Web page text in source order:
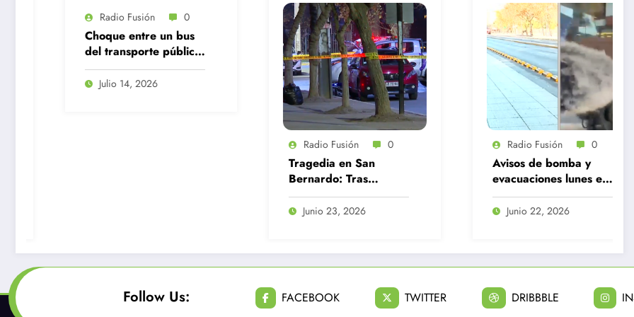
Radio Fusión 0
Avisos de bomba y
evacuaciones lunes en
el GAM y Centro de
Justicia
Junio 22, 2026
Radio Fusión 0
Delincuente es abatido
tras asalto a camión
de valores en Santiago
Julio 31, 2026
Follow Us: FACEBOOK TWITTER DRIBBBLE